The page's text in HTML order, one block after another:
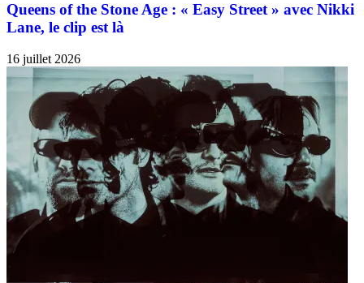
Queens of the Stone Age : « Easy Street » avec Nikki
Lane, le clip est là
16 juillet 2026